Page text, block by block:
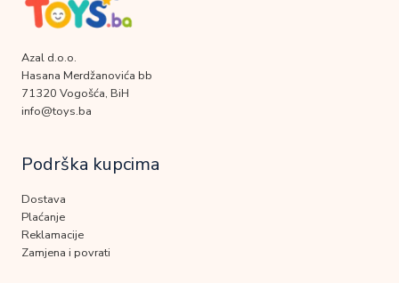
Azal d.o.o.
Hasana Merdžanovića bb
71320 Vogošća, BiH
info@toys.ba
Podrška kupcima
Dostava
Plaćanje
Reklamacije
Zamjena i povrati